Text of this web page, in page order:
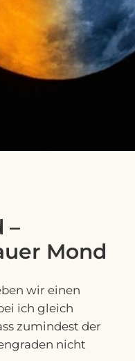
–
Mond
wir einen
ich gleich
zumindest der
nicht